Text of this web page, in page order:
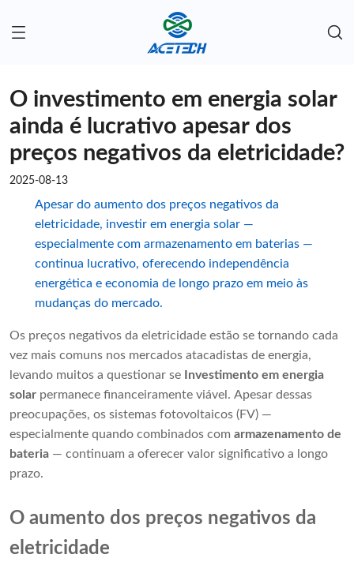
O investimento em energia solar
ainda é lucrativo apesar dos
preços negativos da eletricidade?
2025-08-13
Apesar do aumento dos preços negativos da
eletricidade, investir em energia solar —
especialmente com armazenamento em baterias —
continua lucrativo, oferecendo independência
energética e economia de longo prazo em meio às
mudanças do mercado.
Os preços negativos da eletricidade estão se tornando cada
vez mais comuns nos mercados atacadistas de energia,
levando muitos a questionar se
Investimento em energia
solar permanece financeiramente viável. Apesar dessas
preocupações, os sistemas fotovoltaicos (FV) —
especialmente quando combinados com armazenamento de
bateria — continuam a oferecer valor significativo a longo
prazo.
O aumento dos preços negativos da
eletricidade